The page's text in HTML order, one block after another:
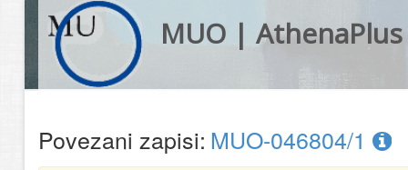
MUO | AthenaPlus
Povezani zapisi: MUO-046804/1